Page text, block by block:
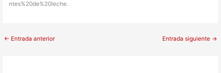
ntes%20de%20leche.
← Entrada anterior Entrada siguiente →